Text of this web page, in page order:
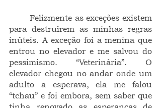
para destruírem as minhas regras
inúteis. A exceção foi a menina que
entrou no elevador e me salvou do
pessimismo. “Veterinária”. O
elevador chegou no andar onde um
adulto a esperava, ela me falou
“tchau” e foi embora, sem saber que